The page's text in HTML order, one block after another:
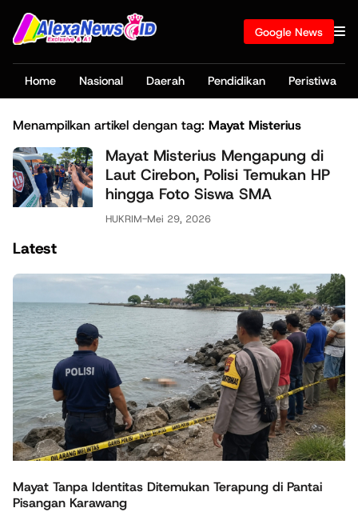
Google News
Home Nasional Daerah Pendidikan Peristiwa
Menampilkan artikel dengan tag: Mayat Misterius
Mayat Misterius Mengapung di
Laut Cirebon, Polisi Temukan HP
hingga Foto Siswa SMA
HUKRIM-Mei 29, 2026
Latest
Mayat Tanpa Identitas Ditemukan Terapung di Pantai
Pisangan Karawang